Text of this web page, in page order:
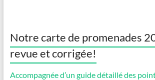
Notre carte de promenades
revue et corrigée!
Accompagnée d’un guide détaillé des